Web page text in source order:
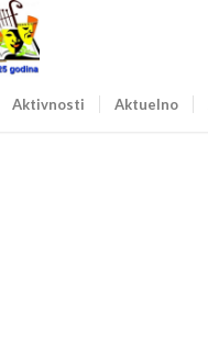
Aktivnosti Aktuelno